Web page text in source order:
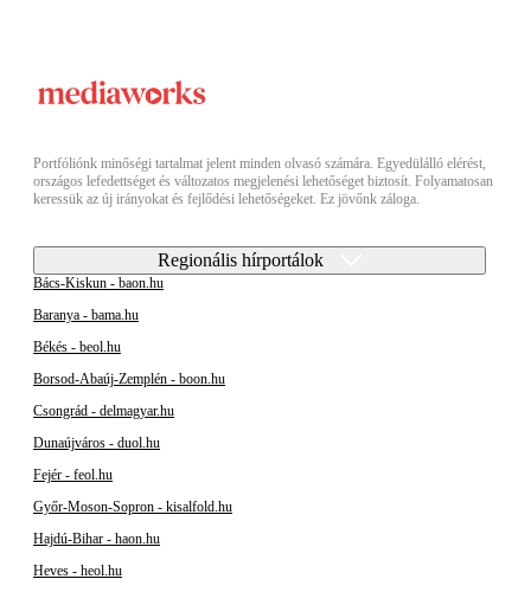
Portfóliónk minőségi tartalmat jelent minden olvasó számára. Egyedülálló elérést,
országos lefedettséget és változatos megjelenési lehetőséget biztosít. Folyamatosan
keressük az új irányokat és fejlődési lehetőségeket. Ez jövőnk záloga.
Regionális hírportálok
Bács-Kiskun - baon.hu
Baranya - bama.hu
Békés - beol.hu
Borsod-Abaúj-Zemplén - boon.hu
Csongrád - delmagyar.hu
Dunaújváros - duol.hu
Fejér - feol.hu
Győr-Moson-Sopron - kisalfold.hu
Hajdú-Bihar - haon.hu
Heves - heol.hu